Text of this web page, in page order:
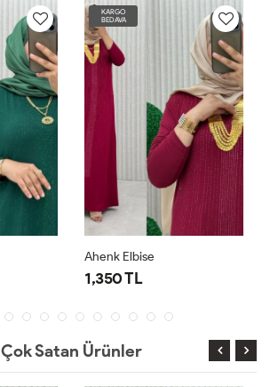
KARGO
BEDAVA
Ahenk Elbise
1,350 TL
Çok Satan Ürünler